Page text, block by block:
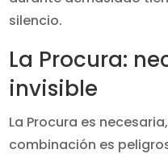
silencio.
La Procura:
invisible
La Procura es
combinación es